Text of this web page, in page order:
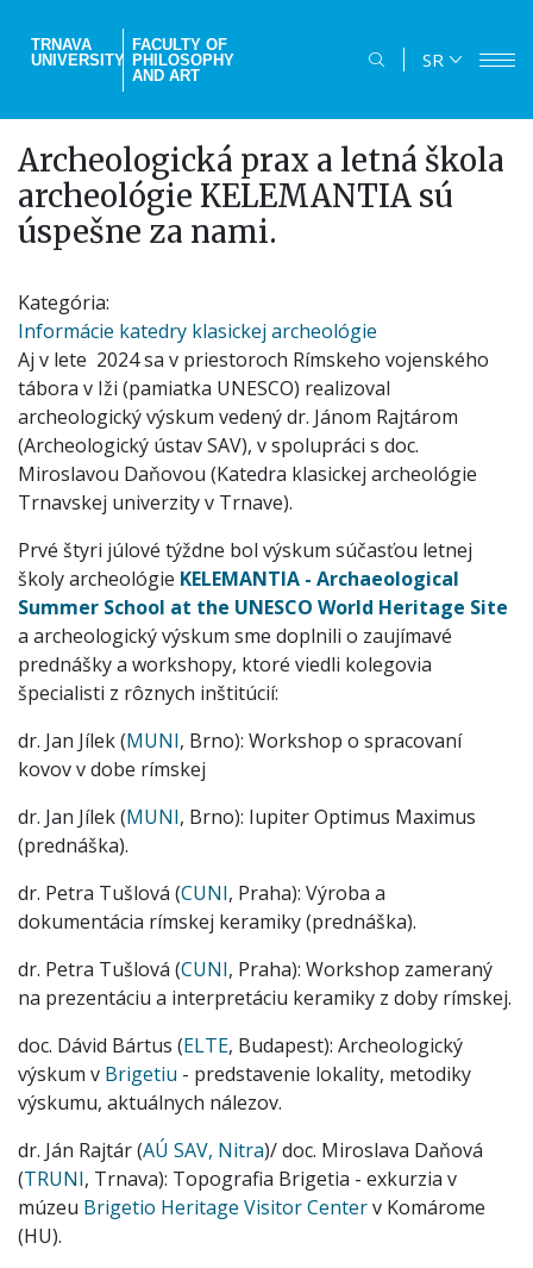
main
TRNAVA
UNIVERSITY
FACULTY OF
PHILOSOPHY
AND ART
SR
Archeologická prax a letná škola
archeológie KELEMANTIA sú
úspešne za nami.
Kategória
Informácie katedry klasickej archeológie
Aj v lete 2024 sa v priestoroch Rímskeho vojenského
tábora v Iži (pamiatka UNESCO) realizoval
archeologický výskum vedený dr. Jánom Rajtárom
(Archeologický ústav SAV), v spolupráci s doc.
Miroslavou Daňovou (Katedra klasickej archeológie
Trnavskej univerzity v Trnave).
Prvé štyri júlové týždne bol výskum súčasťou letnej
školy archeológie KELEMANTIA - Archaeological
Summer School at the UNESCO World Heritage Site
a archeologický výskum sme doplnili o zaujímavé
prednášky a workshopy, ktoré viedli kolegovia
špecialisti z rôznych inštitúcií:
dr. Jan Jílek (MUNI, Brno): Workshop o spracovaní
kovov v dobe rímskej
dr. Jan Jílek (MUNI, Brno): Iupiter Optimus Maximus
(prednáška).
dr. Petra Tušlová (CUNI, Praha): Výroba a
dokumentácia rímskej keramiky (prednáška).
dr. Petra Tušlová (CUNI, Praha): Workshop zameraný
na prezentáciu a interpretáciu keramiky z doby rímskej.
doc. Dávid Bártus (ELTE, Budapest): Archeologický
výskum v Brigetiu - predstavenie lokality, metodiky
výskumu, aktuálnych nálezov.
dr. Ján Rajtár (AÚ SAV, Nitra)/ doc. Miroslava Daňová
(TRUNI, Trnava): Topografia Brigetia - exkurzia v
múzeu Brigetio Heritage Visitor Centerv Komárome
(HU).